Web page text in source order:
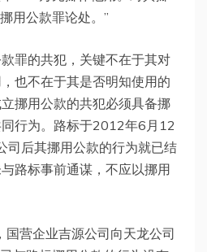
用公款罪论处。”
罪的共犯，关键不在于其对
也不在于其是否明知使用的
挪用公款的共犯必须具备挪
行为。路标于2012年6月12
司后其挪用公款的行为就已结
路标事前通谋，不应以挪用
营企业吉源公司向天龙公司